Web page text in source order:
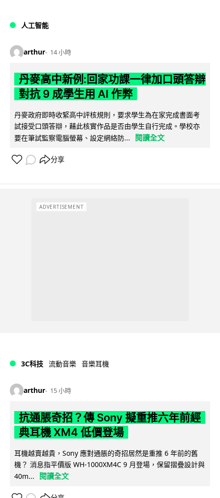
人工智能
arthur 14 小時
丹麥高中新例:回家功課一律加口頭答辯
對抗 9 成學生用 AI 作弊
丹麥政府即時收緊高中評核規則，要求學生為在家完成書面考
試接受口頭答辯，藉此核實作品是否由學生自行完成。學校亦
要在筆試監察電腦螢幕、設定網絡防...
閱讀全文
分享
ADVERTISEMENT
3C科技 流動音樂 音樂耳機
arthur 15 小時
抗通脹奇招？傳 Sony 擬重推六年前經
典耳機 XM4 低價登場
耳機越賣越貴，Sony 應對通脹的奇招居然是重推 6 年前的舊
機？ 消息指平價版 WH-1000XM4C 9 月登場，保留摺疊設計與
40m...
閱讀全文